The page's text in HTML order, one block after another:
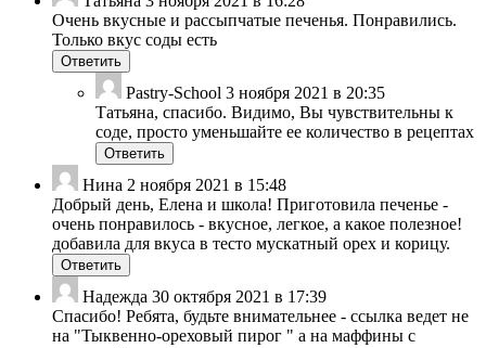
Очень вкусные и рассыпчатые печенья. Понравились.
Только вкус соды есть
Ответить
Pastry-School 3 ноября 2021 в 20:35
Татьяна, спасибо. Видимо, Вы чувствительны к
соде, просто уменьшайте ее количество в рецептах
Ответить
Нина 2 ноября 2021 в 15:48
Добрый день, Елена и школа! Приготовила печенье -
очень понравилось - вкусное, легкое, а какое полезное!
добавила для вкуса в тесто мускатный орех и корицу.
Ответить
Надежда 30 октября 2021 в 17:39
Спасибо! Ребята, будьте внимательнее - ссылка ведет не
на "Тыквенно-ореховый пирог " а на маффины с